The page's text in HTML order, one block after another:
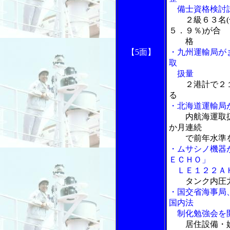
【5面】
備士資格検討
２級６３
５．９％)が合
格
・九州運輸局
取
扱量
２港計で
る
・北海道運輸
内航海運取
か月連続
で前年水準
・ムサシノ機
ＥＣＨＯ」
ＬＥ１２２Ａ
タンク内圧
・国交省海事
国内法
制化勉強会を
居住設備・